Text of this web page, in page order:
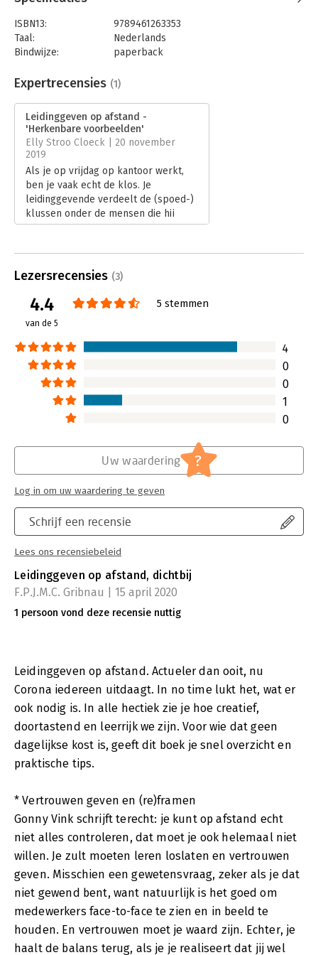
ISBN13:
9789461263353
Taal:
Nederlands
Bindwijze:
paperback
Uitgever:
Uitgeverij Haystack
Verschijningsdatum:
Hoofdrubriek: Leiderschap
Expertrecensies (1)
Leidinggeven op afstand -
'Herkenbare voorbeelden'
Elly Stroo Cloeck | 20 november
2019
Als je op vrijdag op kantoor werkt,
ben je vaak echt de klos. Je
leidinggevende verdeelt de (spoed-)
klussen onder de mensen die hij
daadwerkelijk ziet. Herkenbaar? Als
bereikbaar zijn, vindt je baas. De
telefoon opnemen terwijl je in een
winkel staat is not done. Herkenbaar?
Iedereen heeft een flexplek, behalve
het management. Die zitten op hun
oude, vaste plekken. Herkenbaar?
Lees verder
Lezersrecensies (3)
4.4
van de 5
5 stemmen
4
0
0
1
0
Schrijf een recensie
Lees ons recensiebeleid
Uw waardering ?
Log in om uw waardering te geven
Leidinggeven op afstand, dichtbij
F.P.J.M.C. Gribnau | 15 april 2020
1 persoon vond deze recensie nuttig
Leidinggeven op afstand. Actueler dan ooit, nu
Corona iedereen uitdaagt. In no time lukt het, wat er
ook nodig is. In alle hectiek zie je hoe creatief,
doortastend en leerrijk we zijn. Voor wie dat geen
dagelijkse kost is, geeft dit boek je snel overzicht en
praktische tips.
* Vertrouwen geven en (re)framen
Gonny Vink schrijft terecht: je kunt op afstand echt
niet alles controleren, dat moet je ook helemaal niet
willen. Je zult moeten leren loslaten en vertrouwen
geven. Misschien een gewetensvraag, zeker als je dat
niet gewend bent, want natuurlijk is het goed om
medewerkers face-to-face te zien en in beeld te
houden. En vertrouwen moet je waard zijn. Echter, je
haalt de balans terug, als je je realiseert dat jij wel